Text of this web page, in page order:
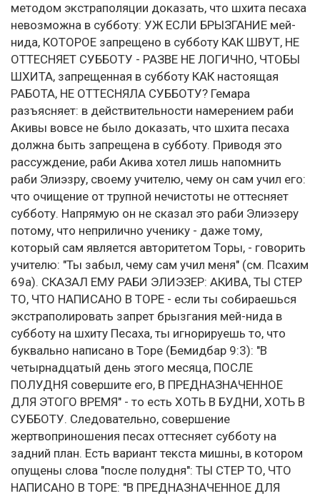
методом экстраполяции доказать, что шхита песаха
невозможна в субботу: УЖ ЕСЛИ БРЫЗГАНИЕ мей-
нида, КОТОРОЕ запрещено в субботу КАК ШВУТ, НЕ
ОТТЕСНЯЕТ СУББОТУ - РАЗВЕ НЕ ЛОГИЧНО, ЧТОБЫ
ШХИТА, запрещенная в субботу КАК настоящая
РАБОТА, НЕ ОТТЕСНЯЛА СУББОТУ? Гемара
разъясняет: в действительности намерением раби
Акивы вовсе не было доказать, что шхита песаха
должна быть запрещена в субботу. Приводя это
рассуждение, раби Акива хотел лишь напомнить
раби Элиэзру, своему учителю, чему он сам учил его:
что очищение от трупной нечистоты не оттесняет
субботу. Напрямую он не сказал это раби Элиэзеру
потому, что неприлично ученику - даже тому,
который сам является авторитетом Торы, - говорить
учителю: "Ты забыл, чему сам учил меня" (см. Псахим
69а). СКАЗАЛ ЕМУ РАБИ ЭЛИЭЗЕР: АКИВА, ТЫ СТЕР
ТО, ЧТО НАПИСАНО В ТОРЕ - если ты собираешься
экстраполировать запрет брызгания мей-нида в
субботу на шхиту Песаха, ты игнорируешь то, что
буквально написано в Торе (Бемидбар 9:3): "В
четырнадцатый день этого месяца, ПОСЛЕ
ПОЛУДНЯ совершите его, В ПРЕДНАЗНАЧЕННОЕ
ДЛЯ ЭТОГО ВРЕМЯ" - то есть ХОТЬ В БУДНИ, ХОТЬ В
СУББОТУ. Следовательно, совершение
жертвоприношения песах оттесняет субботу на
задний план. Есть вариант текста мишны, в котором
опущены слова "после полудня": ТЫ СТЕР ТО, ЧТО
НАПИСАНО В ТОРЕ: "В ПРЕДНАЗНАЧЕННОЕ ДЛЯ